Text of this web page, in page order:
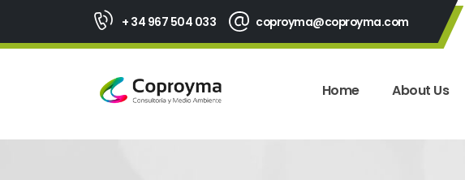
+ 34 967 504 033 coproyma@coproyma.com
Home About Us